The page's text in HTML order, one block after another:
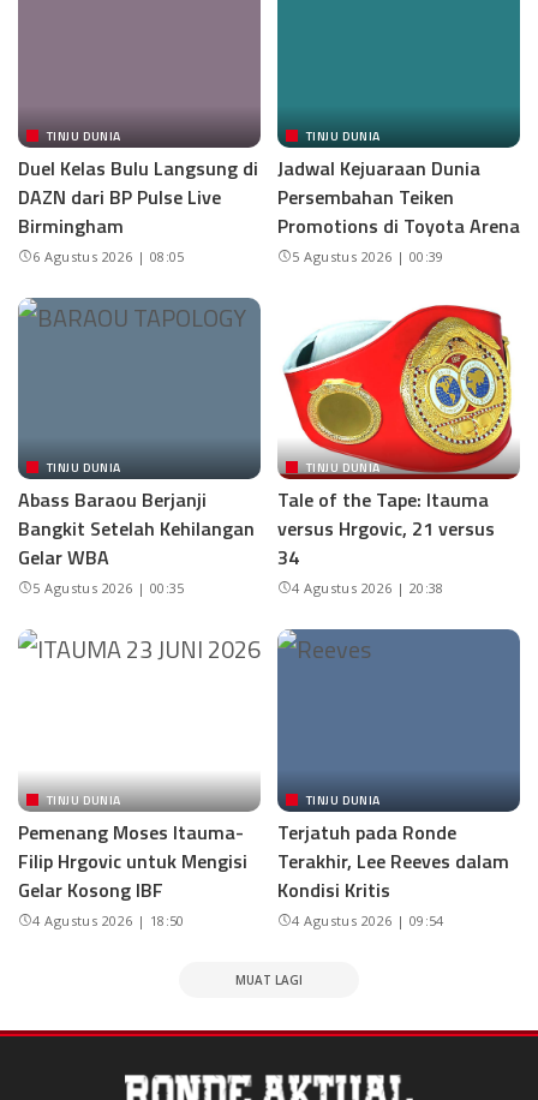
TINJU DUNIA
Duel Kelas Bulu Langsung di
DAZN dari BP Pulse Live
Birmingham
6 Agustus 2026 | 08:05
TINJU DUNIA
Jadwal Kejuaraan Dunia
Persembahan Teiken
Promotions di Toyota Arena
5 Agustus 2026 | 00:39
TINJU DUNIA
Abass Baraou Berjanji
Bangkit Setelah Kehilangan
Gelar WBA
5 Agustus 2026 | 00:35
TINJU DUNIA
Tale of the Tape: Itauma
versus Hrgovic, 21 versus
34
4 Agustus 2026 | 20:38
TINJU DUNIA
Pemenang Moses Itauma-
Filip Hrgovic untuk Mengisi
Gelar Kosong IBF
4 Agustus 2026 | 18:50
TINJU DUNIA
Terjatuh pada Ronde
Terakhir, Lee Reeves dalam
Kondisi Kritis
4 Agustus 2026 | 09:54
MUAT LAGI